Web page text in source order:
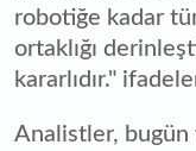
robotiğe kadar
ortaklığı
kararlıdır."
Analistler,